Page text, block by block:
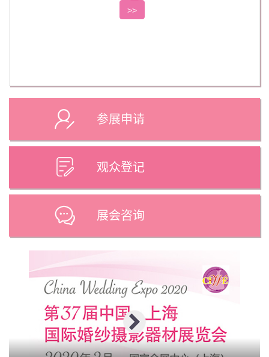
>>
参展申请
观众登记
展会咨询